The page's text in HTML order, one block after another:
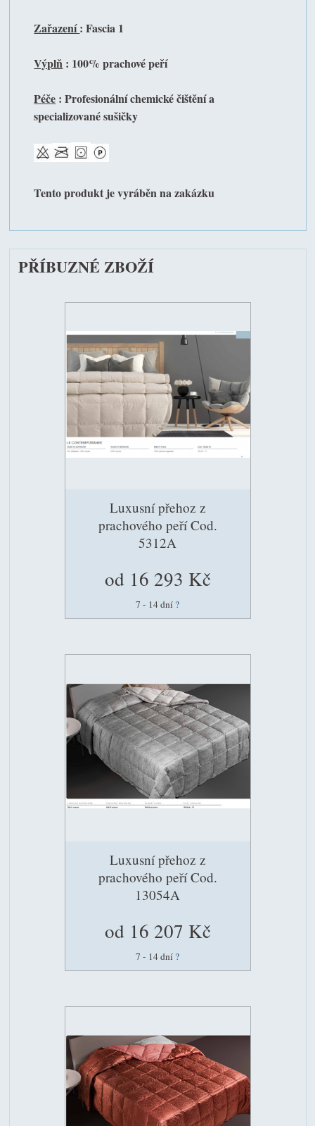
Zařazení: Fascia 1
Výplň : 100% prachové peří
Péče : Profesionální chemické čištění a
specializované sušičky
Tento produkt je vyráběn na zakázku
PŘÍBUZNÉ ZBOŽÍ
Luxusní přehoz z
prachového peří Cod.
5312A
od 16 293 Kč
7 - 14 dní ?
Luxusní přehoz z
prachového peří Cod.
13054A
od 16 207 Kč
7 - 14 dní ?